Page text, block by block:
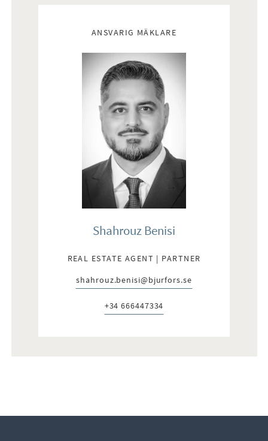
ANSVARIG MÄKLARE
Shahrouz Benisi
REAL ESTATE AGENT | PARTNER
E-post:
shahrouz.benisi@bjurfors.se
Telefon:
+34 666447334